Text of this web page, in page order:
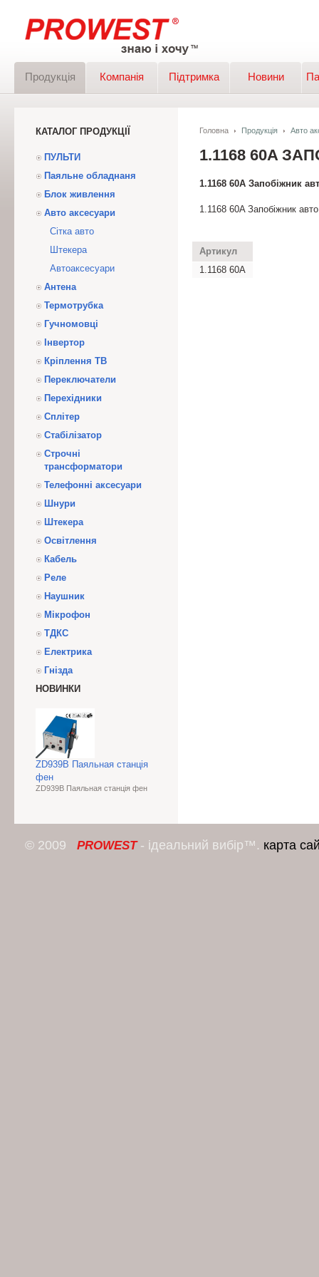
Продукція Компанія Підтримка Новини
КАТАЛОГ ПРОДУКЦІЇ
ПУЛЬТИ
Паяльне обладнаня
Блок живлення
Авто аксесуари
Сітка авто
Штекера
Автоаксесуари
Антена
Термотрубка
Гучномовці
Інвертор
Кріплення ТВ
Переключатели
Перехідники
Сплітер
Стабілізатор
Строчні
трансформатори
Телефонні аксесуари
Шнури
Штекера
Освітлення
Кабель
Реле
Наушник
Мікрофон
ТДКС
Електрика
Гнізда
НОВИНКИ
ZD939B Паяльная станція
фен
ZD939B Паяльная станція фен
Головна Продукція Авто
1.1168 60A
1.1168 60A Запобіжник
1.1168 60A Запобіжник
Артикул
1.1168 60A
© 2009 PROWEST- ідеальний вибір™. карта